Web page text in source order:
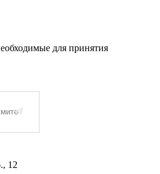
для принятия
12